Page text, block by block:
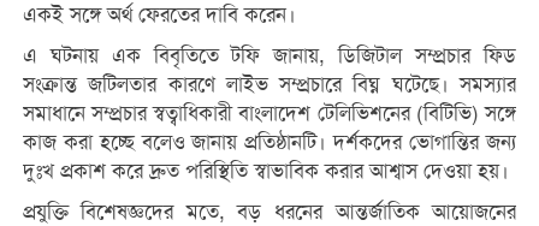
একই সঙ্গে অর্থ ফেরতের দাবি করেন।
এ ঘটনায় এক বিবৃতিতে টফি জানায়, ডিজিটাল সম্প্রচার ফিড
সংক্রান্ত জটিলতার কারণে লাইভ সম্প্রচারে বিঘ্ন ঘটেছে। সমস্যার
সমাধানে সম্প্রচার স্বত্বাধিকারী বাংলাদেশ টেলিভিশনের (বিটিভি) সঙ্গে
কাজ করা হচ্ছে বলেও জানায় প্রতিষ্ঠানটি। দর্শকদের ভোগান্তির জন্য
দুঃখ প্রকাশ করে দ্রুত পরিস্থিতি স্বাভাবিক করার আশ্বাস দেওয়া হয়।
প্রযুক্তি বিশেষজ্ঞদের মতে, বড় ধরনের আন্তর্জাতিক আয়োজনের